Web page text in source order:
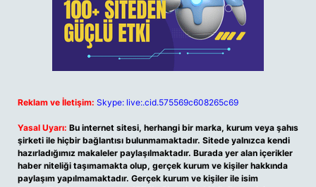
Reklam ve İletişim: Skype: live:.cid.575569c608265c69
Yasal Uyarı: Bu internet sitesi, herhangi bir marka, kurum veya şahıs
şirketi ile hiçbir bağlantısı bulunmamaktadır. Sitede yalnızca kendi
hazırladığımız makaleler paylaşılmaktadır. Burada yer alan içerikler
haber niteliği taşımamakta olup, gerçek kurum ve kişiler hakkında
paylaşım yapılmamaktadır. Gerçek kurum ve kişiler ile isim